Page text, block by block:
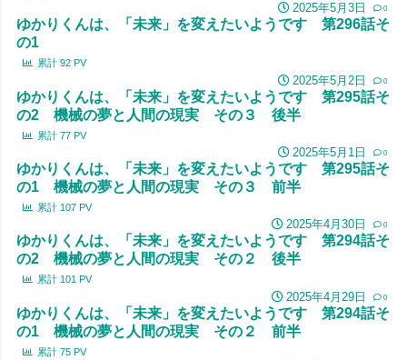
2025年5月3日 0
ゆかりくんは、「未来」を変えたいようです 第296話そ
の1
累計 92 PV
2025年5月2日 0
ゆかりくんは、「未来」を変えたいようです 第295話そ
の2 機械の夢と人間の現実 その３ 後半
累計 77 PV
2025年5月1日 0
ゆかりくんは、「未来」を変えたいようです 第295話そ
の1 機械の夢と人間の現実 その３ 前半
累計 107 PV
2025年4月30日 0
ゆかりくんは、「未来」を変えたいようです 第294話そ
の2 機械の夢と人間の現実 その２ 後半
累計 101 PV
2025年4月29日 0
ゆかりくんは、「未来」を変えたいようです 第294話そ
の1 機械の夢と人間の現実 その２ 前半
累計 75 PV